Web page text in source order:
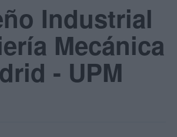
Industrial
Mecánica
- UPM